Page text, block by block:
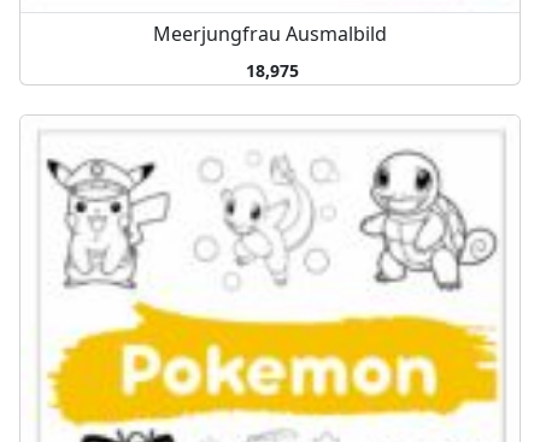
Meerjungfrau Ausmalbild
18,975